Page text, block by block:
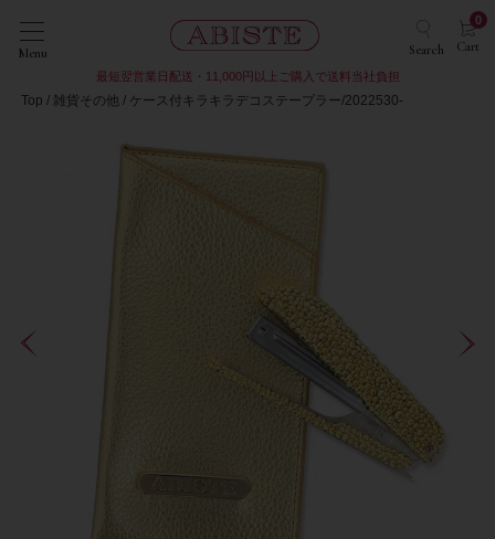
Menu Search Cart
0
最短翌営業日配送・11,000円以上ご購入で送料当社負担
Top 雑貨その他 ケース付キラキラデコステープラー/2022530-